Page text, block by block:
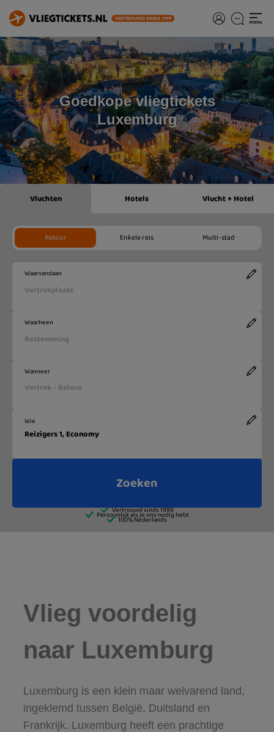
Goedkope vliegtickets
Luxemburg
Vlieg voordelig
naar Luxemburg
Luxemburg is een klein maar welvarend land,
ingeklemd tussen België, Duitsland en
Frankrijk. Luxemburg heeft een prachtige